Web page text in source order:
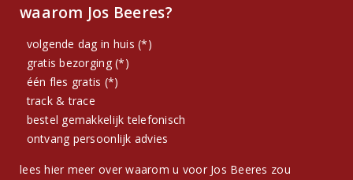
waarom Jos Beeres?
volgende dag in huis (*)
gratis bezorging (*)
één fles gratis (*)
track & trace
bestel gemakkelijk telefonisch
ontvang persoonlijk advies
lees hier meer over waarom u voor Jos Beeres zou